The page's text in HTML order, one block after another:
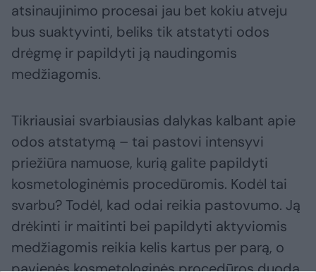
atsinaujinimo procesai jau bet kokiu atveju
bus suaktyvinti, beliks tik atstatyti odos
drėgmę ir papildyti ją naudingomis
medžiagomis.
Tikriausiai svarbiausias dalykas kalbant apie
odos atstatymą – tai pastovi intensyvi
priežiūra namuose, kurią galite papildyti
kosmetologinėmis procedūromis. Kodėl tai
svarbu? Todėl, kad odai reikia pastovumo. Ją
drėkinti ir maitinti bei papildyti aktyviomis
medžiagomis reikia kelis kartus per parą, o